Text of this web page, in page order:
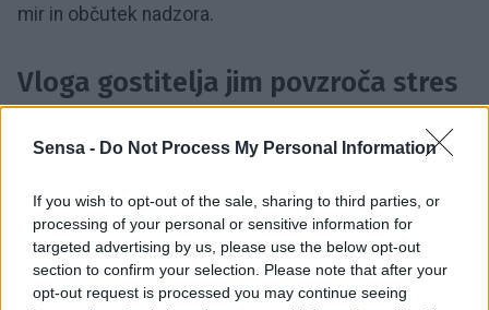
Sensa - Do Not Process My Personal Information
If you wish to opt-out of the sale, sharing to third parties, or
processing of your personal or sensitive information for
targeted advertising by us, please use the below opt-out
section to confirm your selection. Please note that after your
opt-out request is processed you may continue seeing
mir in občutek nadzora.
Vloga gostitelja jim povzroča stres
Biti gostitelj pomeni skrbeti za dobro počutje drugih,
veliko bolje počutijo na nevtralnem terenu, na primer
v kavarni ali restavraciji.
Dom dojemajo kot zelo intimni